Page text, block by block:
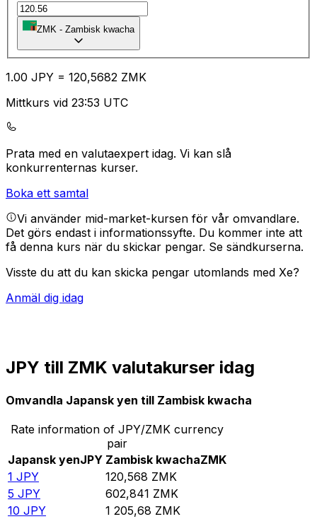
ZMK - Zambisk kwacha
1.00 JPY = 120,5682 ZMK
Mittkurs vid 23:53 UTC
Prata med en valutaexpert idag. Vi kan slå
konkurrenternas kurser.
Boka ett samtal
Vi använder mid-market-kursen för vår omvandlare.
Det görs endast i informationssyfte. Du kommer inte att
få denna kurs när du skickar pengar. Se sändkurserna.
Visste du att du kan skicka pengar utomlands med Xe?
Anmäl dig idag
JPY till ZMK valutakurser idag
Omvandla Japansk yen till Zambisk kwacha
Rate information of JPY/ZMK currency
pair
Japansk yenJPY Zambisk kwachaZMK
1 JPY 120,568 ZMK
5 JPY 602,841 ZMK
10 JPY 1 205,68 ZMK